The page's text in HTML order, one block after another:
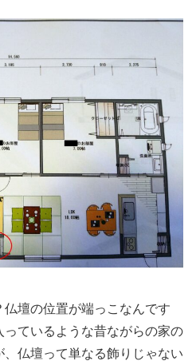
壇の位置が端っこなんです
ているような昔ながらの家の
仏壇って単なる飾りじゃない